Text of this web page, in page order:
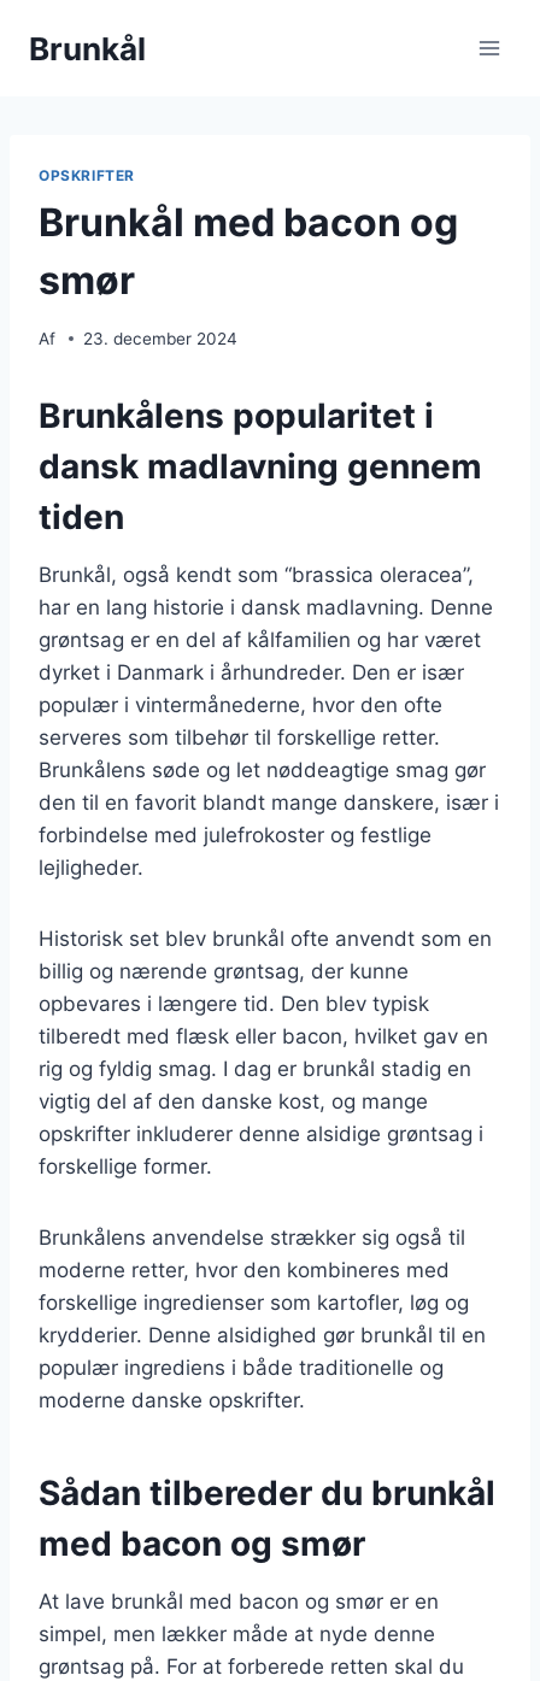
Brunkål
OPSKRIFTER
Brunkål med bacon og
smør
Af 23. december 2024
Brunkålens popularitet i
dansk madlavning gennem
tiden
Brunkål, også kendt som “brassica oleracea”,
har en lang historie i dansk madlavning. Denne
grøntsag er en del af kålfamilien og har været
dyrket i Danmark i århundreder. Den er især
populær i vintermånederne, hvor den ofte
serveres som tilbehør til forskellige retter.
Brunkålens søde og let nøddeagtige smag gør
den til en favorit blandt mange danskere, især i
forbindelse med julefrokoster og festlige
lejligheder.
Historisk set blev brunkål ofte anvendt som en
billig og nærende grøntsag, der kunne
opbevares i længere tid. Den blev typisk
tilberedt med flæsk eller bacon, hvilket gav en
rig og fyldig smag. I dag er brunkål stadig en
vigtig del af den danske kost, og mange
opskrifter inkluderer denne alsidige grøntsag i
forskellige former.
Brunkålens anvendelse strækker sig også til
moderne retter, hvor den kombineres med
forskellige ingredienser som kartofler, løg og
krydderier. Denne alsidighed gør brunkål til en
populær ingrediens i både traditionelle og
moderne danske opskrifter.
Sådan tilbereder du brunkål
med bacon og smør
At lave brunkål med bacon og smør er en
simpel, men lækker måde at nyde denne
grøntsag på. For at forberede retten skal du